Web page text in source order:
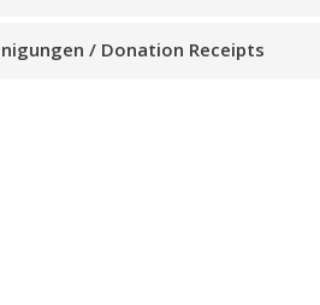
/ Donation Receipts